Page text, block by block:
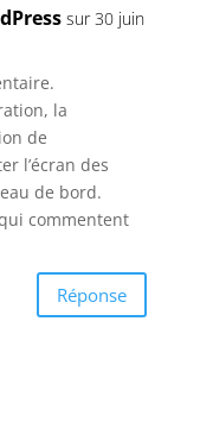
sur 30 juin
la
de
l’écran des
de bord.
commentent
Réponse